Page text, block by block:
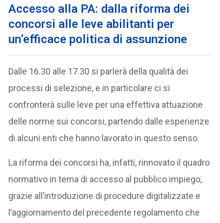
Accesso alla PA: dalla riforma dei
concorsi alle leve abilitanti per
un’efficace politica di assunzione
Dalle 16.30 alle 17.30 si parlerà della qualità dei
processi di selezione, e in particolare ci si
confronterà sulle leve per una effettiva attuazione
delle norme sui concorsi, partendo dalle esperienze
di alcuni enti che hanno lavorato in questo senso.
La riforma dei concorsi ha, infatti, rinnovato il quadro
normativo in tema di accesso al pubblico impiego,
grazie all’introduzione di procedure digitalizzate e
l’aggiornamento del precedente regolamento che